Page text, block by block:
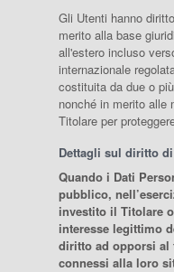
Gli Utenti hanno
merito alla base
all'estero incluso
internazionale
costituita da due o
nonché in merito alle
Titolare per
Dettagli sul diritto
Quando i Dati
pubblico,
investito il Titolare
interesse legittimo
diritto ad opporsi al
connessi alla loro